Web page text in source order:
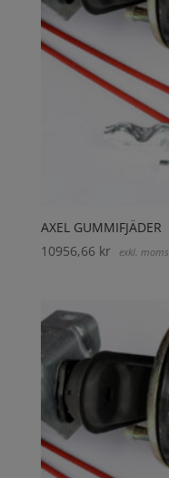
AXEL GUMMIFJÄDER
10956,66 kr exkl. moms